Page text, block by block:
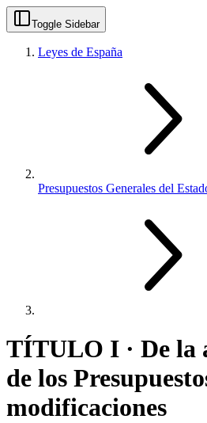
Toggle Sidebar
Leyes de España
Presupuestos Generales del
TÍTULO I · De la
de los
modificaciones